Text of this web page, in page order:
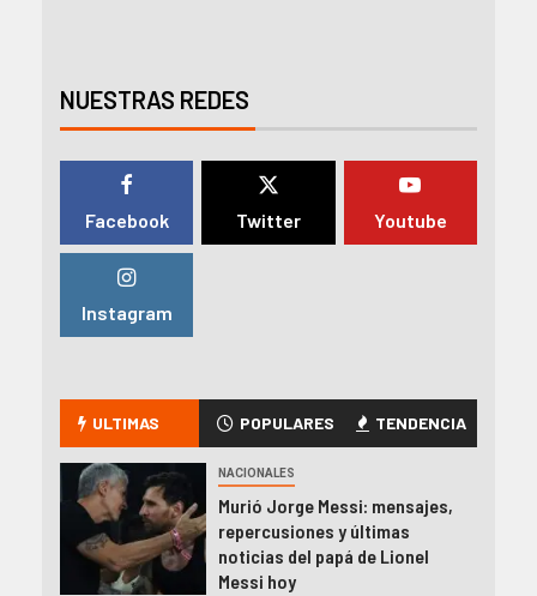
NUESTRAS REDES
Facebook Twitter Youtube
Instagram
ULTIMAS POPULARES TENDENCIA
NACIONALES
Murió Jorge Messi: mensajes,
repercusiones y últimas
noticias del papá de Lionel
Messi hoy